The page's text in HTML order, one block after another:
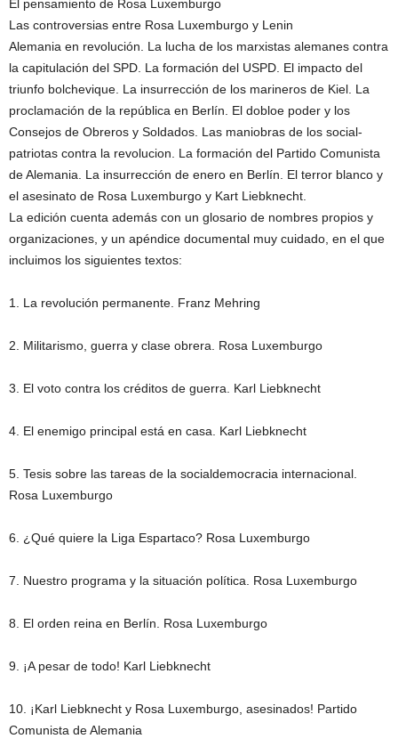
El pensamiento de Rosa Luxemburgo
Las controversias entre Rosa Luxemburgo y Lenin
Alemania en revolución. La lucha de los marxistas alemanes contra
la capitulación del SPD. La formación del USPD. El impacto del
triunfo bolchevique. La insurrección de los marineros de Kiel. La
proclamación de la república en Berlín. El dobloe poder y los
Consejos de Obreros y Soldados. Las maniobras de los social-
patriotas contra la revolucion. La formación del Partido Comunista
de Alemania. La insurrección de enero en Berlín. El terror blanco y
el asesinato de Rosa Luxemburgo y Kart Liebknecht.
La edición cuenta además con un glosario de nombres propios y
organizaciones, y un apéndice documental muy cuidado, en el que
incluimos los siguientes textos:
1. La revolución permanente. Franz Mehring
2. Militarismo, guerra y clase obrera. Rosa Luxemburgo
3. El voto contra los créditos de guerra. Karl Liebknecht
4. El enemigo principal está en casa. Karl Liebknecht
5. Tesis sobre las tareas de la socialdemocracia internacional.
Rosa Luxemburgo
6. ¿Qué quiere la Liga Espartaco? Rosa Luxemburgo
7. Nuestro programa y la situación política. Rosa Luxemburgo
8. El orden reina en Berlín. Rosa Luxemburgo
9. ¡A pesar de todo! Karl Liebknecht
10. ¡Karl Liebknecht y Rosa Luxemburgo, asesinados! Partido
Comunista de Alemania